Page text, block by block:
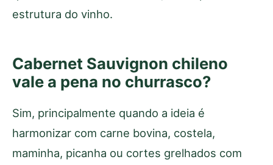
estrutura do vinho.
Cabernet Sauvignon chileno
vale a pena no churrasco?
Sim, principalmente quando a ideia é
harmonizar com carne bovina, costela,
maminha, picanha ou cortes grelhados com